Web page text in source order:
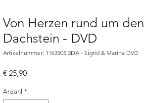
Von Herzen rund um den
Dachstein - DVD
Artikelnummer: 1163505 3DA - Sigrid & Marina DVD
€ 25,90Preis
Anzahl *